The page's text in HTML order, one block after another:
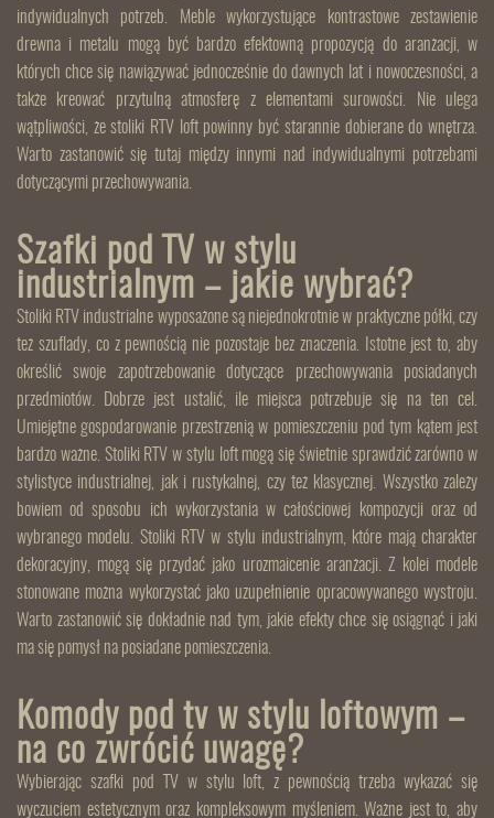
indywidualnych potrzeb. Meble wykorzystujące kontrastowe zestawienie
drewna i metalu mogą być bardzo efektowną propozycją do aranżacji, w
których chce się nawiązywać jednocześnie do dawnych lat i nowoczesności, a
także kreować przytulną atmosferę z elementami surowości. Nie ulega
wątpliwości, że stoliki RTV loft powinny być starannie dobierane do wnętrza.
Warto zastanowić się tutaj między innymi nad indywidualnymi potrzebami
dotyczącymi przechowywania.
Szafki pod TV w stylu
industrialnym – jakie wybrać?
Stoliki RTV industrialne wyposażone są niejednokrotnie w praktyczne półki, czy
też szuflady, co z pewnością nie pozostaje bez znaczenia. Istotne jest to, aby
określić swoje zapotrzebowanie dotyczące przechowywania posiadanych
przedmiotów. Dobrze jest ustalić, ile miejsca potrzebuje się na ten cel.
Umiejętne gospodarowanie przestrzenią w pomieszczeniu pod tym kątem jest
bardzo ważne. Stoliki RTV w stylu loft mogą się świetnie sprawdzić zarówno w
stylistyce industrialnej, jak i rustykalnej, czy też klasycznej. Wszystko zależy
bowiem od sposobu ich wykorzystania w całościowej kompozycji oraz od
wybranego modelu. Stoliki RTV w stylu industrialnym, które mają charakter
dekoracyjny, mogą się przydać jako urozmaicenie aranżacji. Z kolei modele
stonowane można wykorzystać jako uzupełnienie opracowywanego wystroju.
Warto zastanowić się dokładnie nad tym, jakie efekty chce się osiągnąć i jaki
ma się pomysł na posiadane pomieszczenia.
Komody pod tv w stylu loftowym –
na co zwrócić uwagę?
Wybierając szafki pod TV w stylu loft, z pewnością trzeba wykazać się
wyczuciem estetycznym oraz kompleksowym myśleniem. Ważne jest to, aby